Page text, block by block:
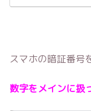
スマホの暗証番号
数字をメインに扱